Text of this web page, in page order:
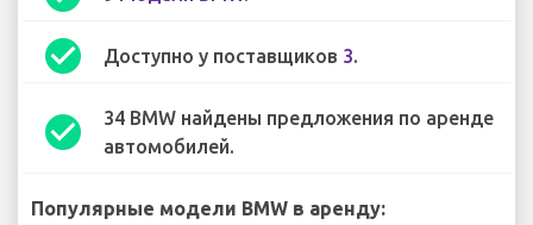
check_circle Доступно у поставщиков 3.
check_circle
34 BMW найдены предложения по аренде
автомобилей.
Популярные модели BMW в аренду: